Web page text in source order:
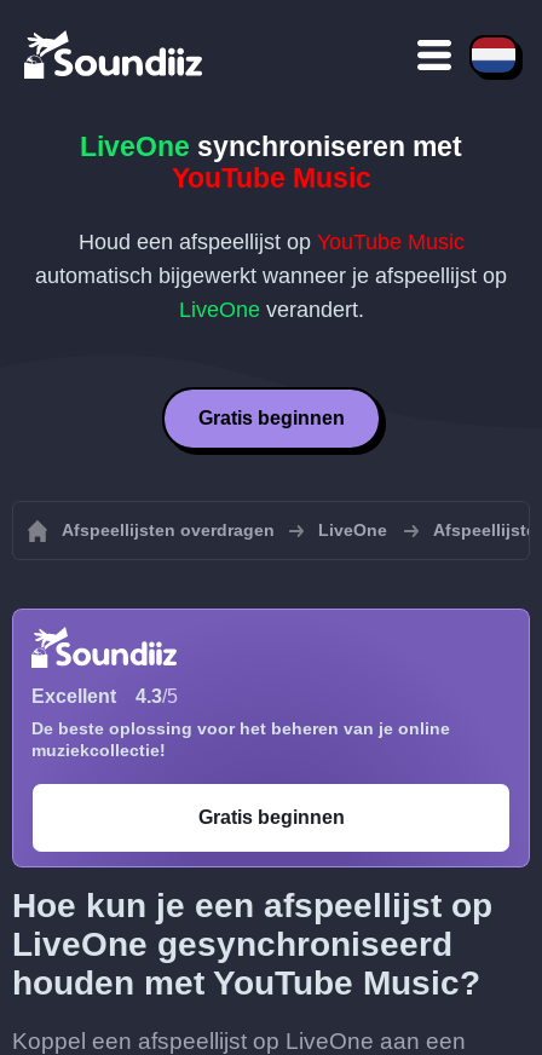
LiveOne synchroniseren met
YouTube Music
Houd een afspeellijst op YouTube Music
automatisch bijgewerkt wanneer je afspeellijst op
LiveOneverandert.
Gratis beginnen
Afspeellijsten overdragen LiveOne
Excellent 4.3/5
De beste oplossing voor het beheren van je online
muziekcollectie!
Gratis beginnen
Hoe kun je een afspeellijst op
LiveOne gesynchroniseerd
houden met YouTube Music?
Koppel een afspeellijst op LiveOne aan een